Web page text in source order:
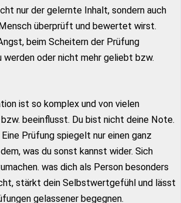
nur der gelernte Inhalt, sondern auch
überprüft und bewertet wirst.
beim Scheitern der Prüfung
werden oder nicht mehr geliebt bzw.
ist so komplex und von vielen
beeinflusst. Du bist nicht deine Note.
Prüfung spiegelt nur einen ganz
was du sonst kannst wider. Sich
was dich als Person besonders
stärkt dein Selbstwertgefühl und lässt
gelassener begegnen.